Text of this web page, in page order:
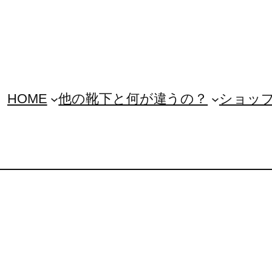
HOME 他の靴下と何が違うの？ ショッ